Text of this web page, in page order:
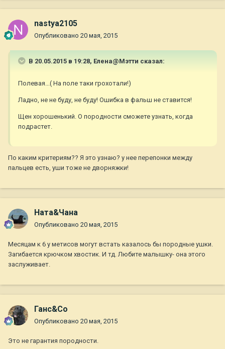
nastya2105
Опубликовано 20 мая, 2015
В 20.05.2015 в 19:28, Елена@Мэтти сказал:
Полевая...( На поле таки грохотали!)
Ладно, не не буду, не буду! Ошибка в фальш не ставится!
Щен хорошенький. О породности сможете узнать, когда
подрастет.
По каким критериям?? Я это узнаю? у нее перепонки между
пальцев есть, уши тоже не дворняжки!
Ната&Чана
Опубликовано 20 мая, 2015
Месяцам к 6 у метисов могут встать казалось бы породные ушки.
Загибается крючком хвостик. И тд. Любите малышку- она этого
заслуживает.
Ганс&Co
Опубликовано 20 мая, 2015
Это не гарантия породности.